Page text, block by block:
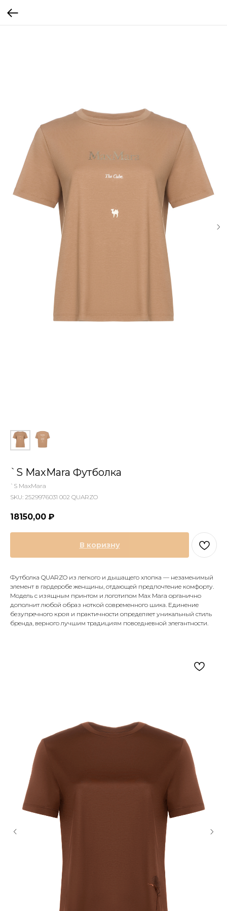
`S MaxMara Футболка
`S MaxMara
SKU: 2529976031 002 QUARZO
18150,00 ₽
В коризну
Футболка QUARZO из легкого и дышащего хлопка — незаменимый
элемент в гардеробе женщины, отдающей предпочтение комфорту.
Модель с изящным принтом и логотипом Max Mara органично
дополнит любой образ ноткой современного шика. Единение
безупречного кроя и практичности определяет уникальный стиль
бренда, верного лучшим традициям повседневной элегантности.